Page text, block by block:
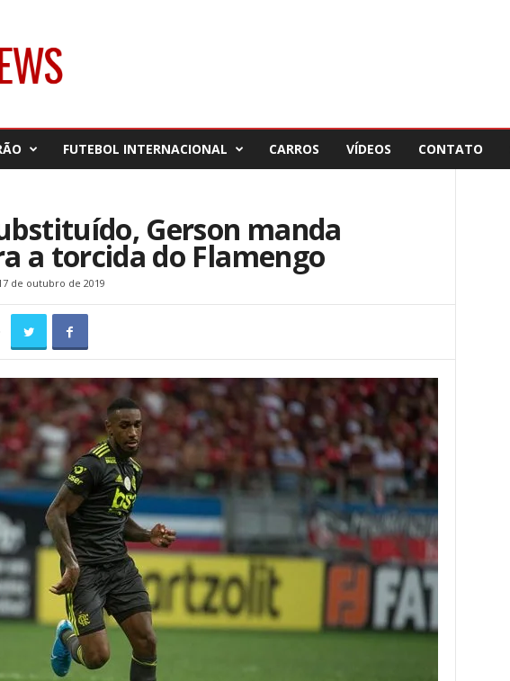
FUTEBOL INTERNACIONAL CARROS VÍDEOS CONTATO
Gerson manda
a torcida do Flamengo
de outubro de 2019